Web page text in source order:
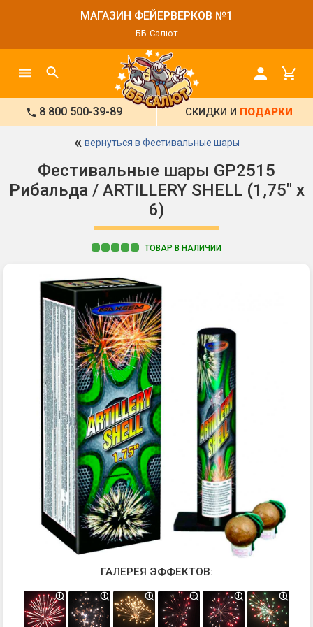
МАГАЗИН ФЕЙЕРВЕРКОВ №1
ББ-Салют
8 800 500-39-89 СКИДКИ И ПОДАРКИ
« вернуться в Фестивальные шары
Фестивальные шары GP2515
Рибальда / ARTILLERY SHELL (1,75" х
6)
ТОВАР В НАЛИЧИИ
ГАЛЕРЕЯ ЭФФЕКТОВ: